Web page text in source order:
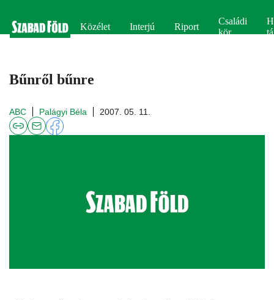
Közélet Interjú Riport
Családi
kör
Bűnről bűnre
ABC Palágyi Béla 2007. 05. 11.